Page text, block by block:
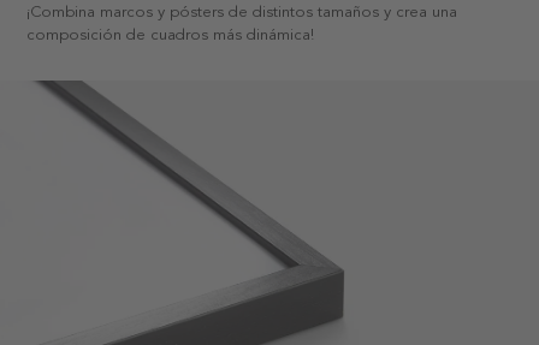
¡Combina marcos y pósters de distintos tamaños y crea una
composición de cuadros más dinámica!